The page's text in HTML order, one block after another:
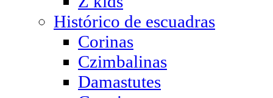
Histórico de escuadras
Corinas
Czimbalinas
Damastutes